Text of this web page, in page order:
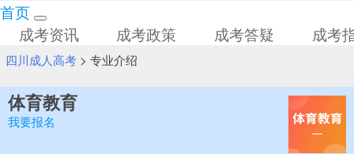
首页
成考资讯
成考政策 成考答疑 成考
四川成人高考> 专业介绍
体育教育
我要报名